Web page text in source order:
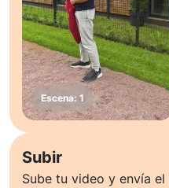
Subir
Sube tu video y envía